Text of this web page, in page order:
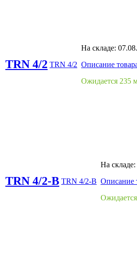
TRN 4/2 TRN 4/2
На складе:
Описание
Ожидается 235
TRN 4/2-B TRN 4/2-B
На складе:
Описание